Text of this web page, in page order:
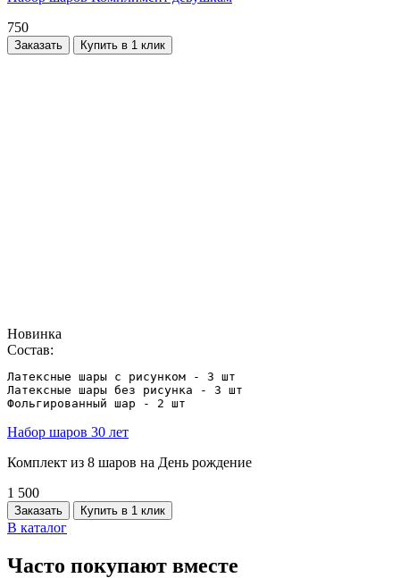
750
Заказать Купить в 1 клик
Новинка
Состав:
Латексные шары с рисунком - 3 шт
Латексные шары без рисунка - 3 шт
Фольгированный шар - 2 шт
Набор шаров 30 лет
Комплект из 8 шаров на День рождение
1 500
Заказать Купить в 1 клик
В каталог
Часто покупают вместе